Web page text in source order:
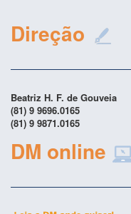
Direção
Beatriz H. F. de Gouveia
(81) 9 9696.0165
(81) 9 9871.0165
DM online